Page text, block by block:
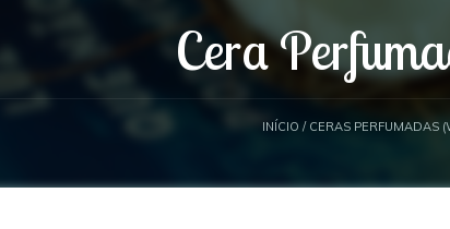
Cera
INÍCIO / CERAS PERFUMADAS